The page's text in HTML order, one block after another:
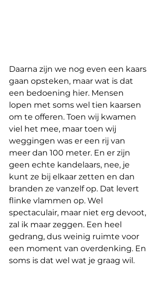
Daarna zijn we nog even een kaars
gaan opsteken, maar wat is dat
een bedoening hier. Mensen
lopen met soms wel tien kaarsen
om te offeren. Toen wij kwamen
viel het mee, maar toen wij
weggingen was er een rij van
meer dan 100 meter. En er zijn
geen echte kandelaars, nee, je
kunt ze bij elkaar zetten en dan
branden ze vanzelf op. Dat levert
flinke vlammen op. Wel
spectaculair, maar niet erg devoot,
zal ik maar zeggen. Een heel
gedrang, dus weinig ruimte voor
een moment van overdenking. En
soms is dat wel wat je graag wil.